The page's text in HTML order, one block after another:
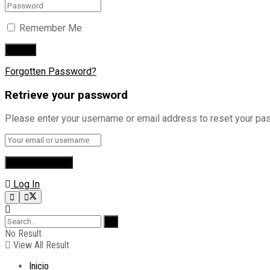
Remember Me
Forgotten Password?
Retrieve your password
Please enter your username or email address to reset your
Log In
No Result
View All Result
Inicio